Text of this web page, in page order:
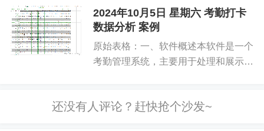
2024年10月5日 星期六 考勤打卡
数据分析 案例
原始表格：一、软件概述本软件是一个
考勤管理系统，主要用于处理和展示员
行统计和分析，并能够查看特定员工的